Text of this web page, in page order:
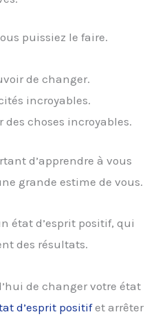
puissiez le faire.
de changer.
incroyables.
des choses incroyables.
d’apprendre à vous
grande estime de vous.
état d’esprit positif, qui
des résultats.
de changer votre état
d’esprit positifet arrêter